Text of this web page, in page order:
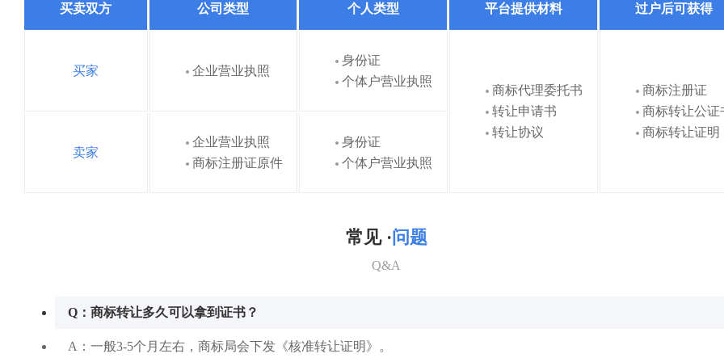
买卖双方 公司类型 个人类型 平台提供材料 过户后可获得
买家 企业营业执照
身份证
个体户营业执照
商标代理委托书
转让申请书
转让协议
商标注册证
商标转让公证
商标转让证明
卖家
企业营业执照
商标注册证原件
身份证
个体户营业执照
常见 ·问题
Q&A
Q：商标转让多久可以拿到证书？
A：一般3-5个月左右，商标局会下发《核准转让证明》。